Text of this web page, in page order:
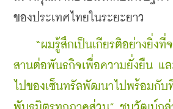
ของประเทศไทยในระยะยาว
“ผมรู้สึกเป็นเกียรติอย่างยิ่งที่
สานต่อพันธกิจเพื่อความยั่งยืน แล
ไปของเซ็นทรัลพัฒนาไปพร้อมกับ